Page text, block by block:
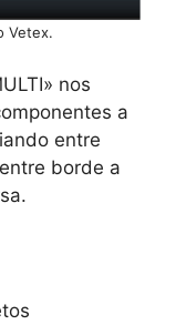
Vetex.
nos
a
entre
borde a